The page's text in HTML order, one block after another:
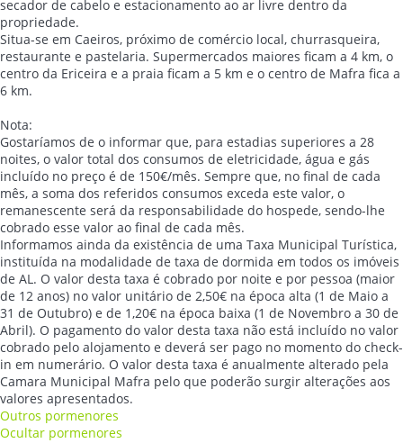
secador de cabelo e estacionamento ao ar livre dentro da
propriedade.
Situa-se em Caeiros, próximo de comércio local, churrasqueira,
restaurante e pastelaria. Supermercados maiores ficam a 4 km, o
centro da Ericeira e a praia ficam a 5 km e o centro de Mafra fica a
6 km.
Nota:
Gostaríamos de o informar que, para estadias superiores a 28
noites, o valor total dos consumos de eletricidade, água e gás
incluído no preço é de 150€/mês. Sempre que, no final de cada
mês, a soma dos referidos consumos exceda este valor, o
remanescente será da responsabilidade do hospede, sendo-lhe
cobrado esse valor ao final de cada mês.
Informamos ainda da existência de uma Taxa Municipal Turística,
instituída na modalidade de taxa de dormida em todos os imóveis
de AL. O valor desta taxa é cobrado por noite e por pessoa (maior
de 12 anos) no valor unitário de 2,50€ na época alta (1 de Maio a
31 de Outubro) e de 1,20€ na época baixa (1 de Novembro a 30 de
Abril). O pagamento do valor desta taxa não está incluído no valor
cobrado pelo alojamento e deverá ser pago no momento do check-
in em numerário. O valor desta taxa é anualmente alterado pela
Camara Municipal Mafra pelo que poderão surgir alterações aos
valores apresentados.
Outros pormenores
Ocultar pormenores